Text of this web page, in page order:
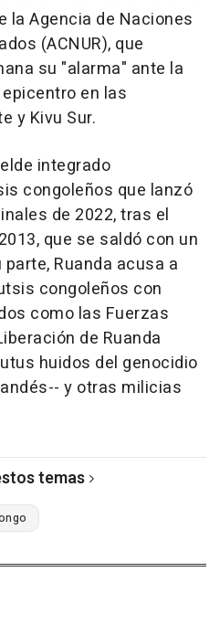
la Agencia de Naciones
(ACNUR), que
su "alarma" ante la
en las
y Kivu Sur.
integrado
congoleños que lanzó
de 2022, tras el
que se saldó con un
Ruanda acusa a
congoleños con
como las Fuerzas
de Ruanda
huidos del genocidio
y otras milicias
temas